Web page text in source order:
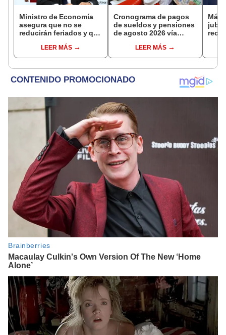
Ministro de Economía
asegura que no se
reducirán feriados y que
aumentará en dos
etapas
LEER MÁS
Cronograma de pagos
de sueldos y pensiones
de agosto 2026 vía
conoce las fechas de
depósito
LEER MÁS
Más